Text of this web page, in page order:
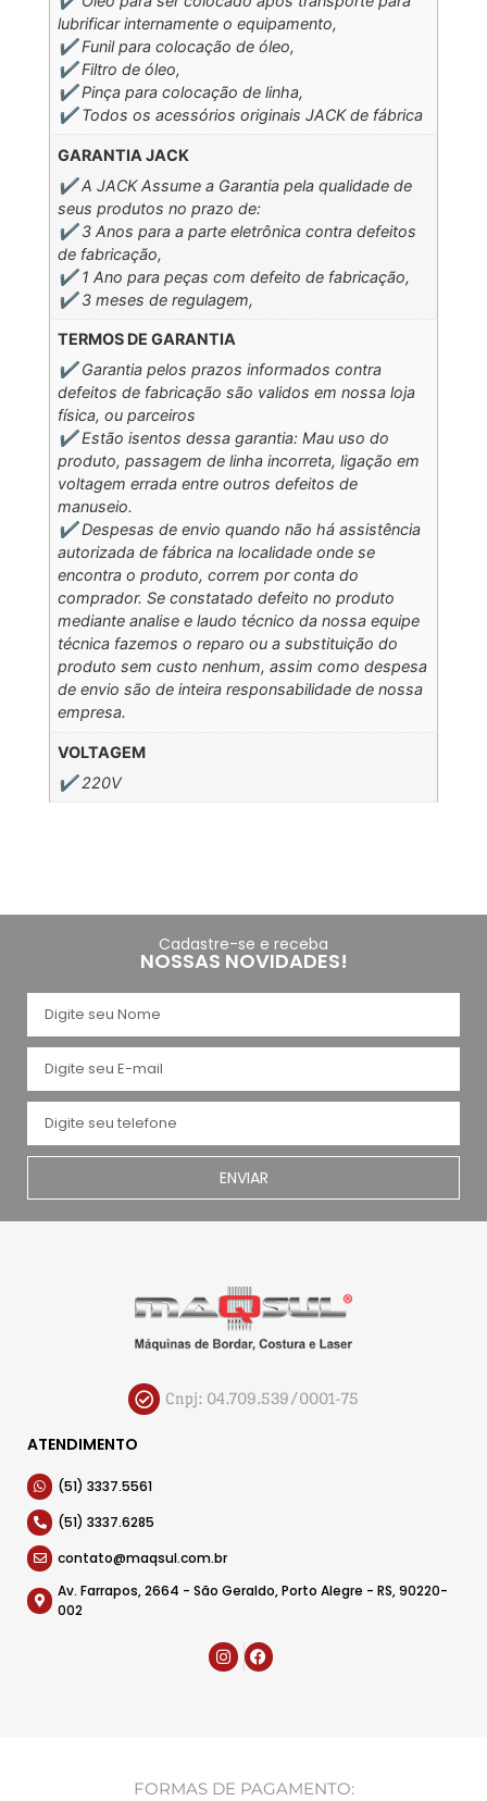
lubrificar internamente o equipamento,
✔️ Funil para colocação de óleo,
✔️ Filtro de óleo,
✔️ Pinça para colocação de linha,
✔️ Todos os acessórios originais JACK de fábrica
GARANTIA JACK
✔️ A JACK Assume a Garantia pela qualidade de
seus produtos no prazo de:
✔️ 3 Anos para a parte eletrônica contra defeitos
de fabricação,
✔️ 1 Ano para peças com defeito de fabricação,
✔️ 3 meses de regulagem,
TERMOS DE GARANTIA
✔️ Garantia pelos prazos informados contra
defeitos de fabricação são validos em nossa loja
física, ou parceiros
✔️ Estão isentos dessa garantia: Mau uso do
produto, passagem de linha incorreta, ligação em
voltagem errada entre outros defeitos de
manuseio.
✔️ Despesas de envio quando não há assistência
autorizada de fábrica na localidade onde se
encontra o produto, correm por conta do
comprador. Se constatado defeito no produto
mediante analise e laudo técnico da nossa equipe
técnica fazemos o reparo ou a substituição do
produto sem custo nenhum, assim como despesa
de envio são de inteira responsabilidade de nossa
empresa.
VOLTAGEM
✔️ 220V
Cadastre-se e receba
NOSSAS NOVIDADES!
ENVIAR
Cnpj: 04.709.539/0001-75
ATENDIMENTO
(51) 3337.5561
(51) 3337.6285
contato@maqsul.com.br
Av. Farrapos, 2664 - São Geraldo, Porto Alegre - RS, 90220-
002
FORMAS DE PAGAMENTO: